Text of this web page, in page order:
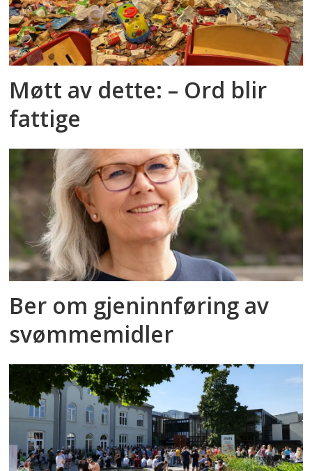
Møtt av dette: – Ord blir
fattige
Ber om gjeninnføring av
svømmemidler